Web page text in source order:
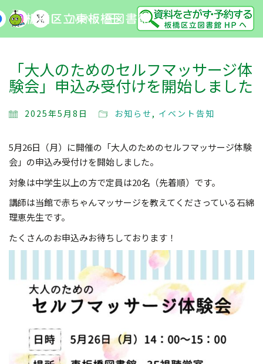
MENU
「大人のためのセルフマッサージ体
験会」申込み受付けを開始しました
2025年5月8日 お知らせ , イベント告知
5月26日（月）に開催の「大人のためのセルフマッサージ体験
会」の申込み受付けを開始しました。
対象は中学生以上の方で定員は20名（先着順）です。
講師は当館で赤ちゃんマッサージを教えてくださっている石綿
理恵先生です。
たくさんのお申込みお待ちしております！